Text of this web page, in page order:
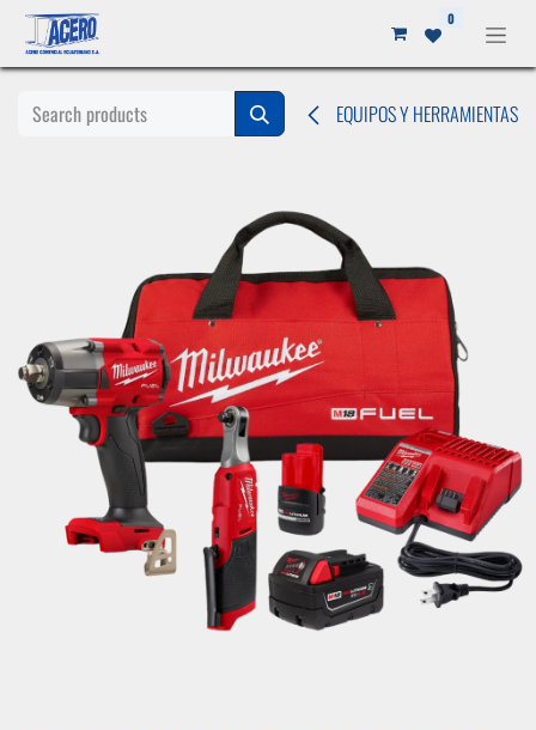
Ir al contenido 0
EQUIPOS Y HERRAMIENTAS